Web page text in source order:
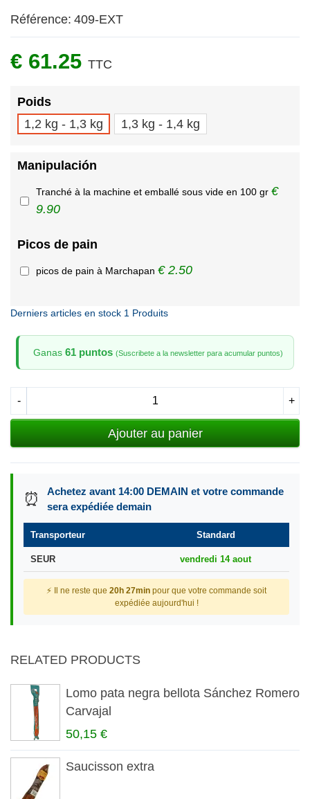
Référence: 409-EXT
€ 61.25 TTC
Poids
1,2 kg - 1,3 kg
1,3 kg - 1,4 kg
Manipulación
Tranché à la machine et emballé sous vide en 100 gr €
9.90
Picos de pain
picos de pain à Marchapan € 2.50
Derniers articles en stock 1 Produits
Ganas 61 puntos (Suscribete a la newsletter para acumular puntos)
- +
Ajouter au panier
⏰
Achetez avant 14:00 DEMAIN et votre commande
sera expédiée demain
Transporteur Standard
SEUR vendredi 14 aout
⚡ Il ne reste que 20h 27min pour que votre commande soit
expédiée aujourd'hui !
RELATED PRODUCTS
Lomo pata negra bellota Sánchez Romero
Carvajal
50,15 €
Saucisson extra